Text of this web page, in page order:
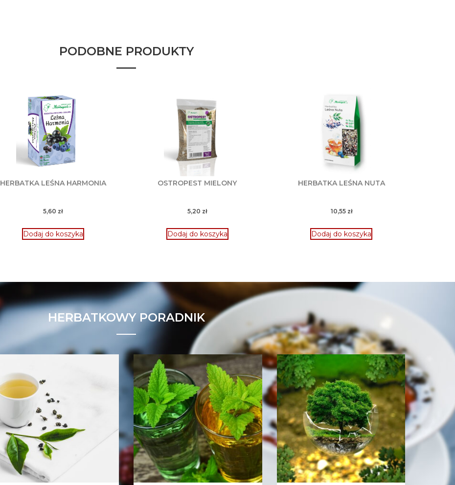
PODOBNE PRODUKTY
HERBATKA LEŚNA HARMONIA
5,60 zł
Dodaj do koszyka
OSTROPEST MIELONY
5,20 zł
Dodaj do koszyka
HERBATKA LEŚNA NUTA
10,55 zł
Dodaj do koszyka
HERBATKOWY PORADNIK